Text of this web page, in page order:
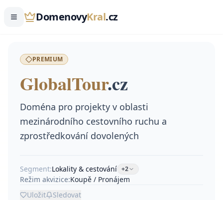
DomenovyKral.cz
PREMIUM
GlobalTour.cz
Doména pro projekty v oblasti
mezinárodního cestovního ruchu a
zprostředkování dovolených
Segment:Lokality & cestování +2
Režim akvizice:Koupě / Pronájem
Uložit
Sledovat